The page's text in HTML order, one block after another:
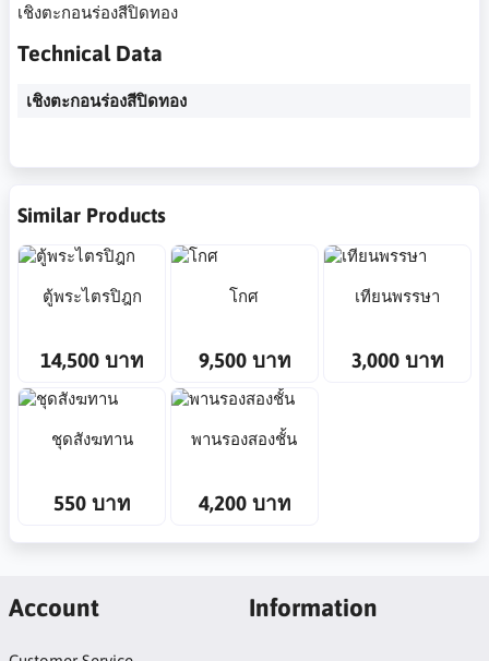
เชิงตะกอนร่องสีปิดทอง
Technical Data
เชิงตะกอนร่องสีปิดทอง
Similar Products
ตู้พระไตรปิฎก
14,500 บาท
โกศ
9,500 บาท
เทียนพรรษา
3,000 บาท
ชุดสังฆทาน
550 บาท
พานรองสองชั้น
4,200 บาท
Account Information